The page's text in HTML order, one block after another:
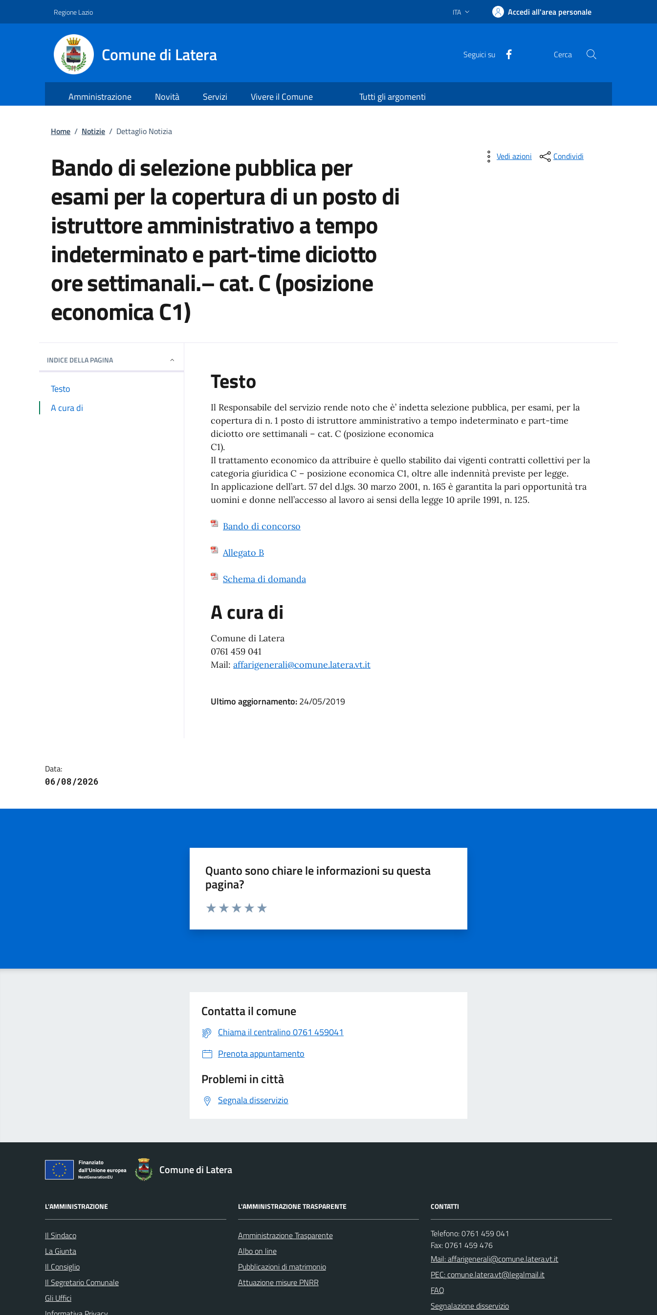
Regione Lazio Lingua attiva:
ITA Accedi all'area personale
Comune di Latera Seguici su Cerca
Amministrazione Novità Servizi Vivere il Comune
Tutti gli argomenti
Home / Notizie / Dettaglio Notizia
Bando di selezione pubblica per
esami per la copertura di un posto di
istruttore amministrativo a tempo
indeterminato e part-time diciotto
ore settimanali.– cat. C (posizione
economica C1)
Dettagli della notizia
Vedi azioni Condividi
INDICE DELLA PAGINA
Testo
A cura di
Testo
Il Responsabile del servizio rende noto che è’ indetta selezione pubblica, per esami, per la
copertura di n. 1 posto di istruttore amministrativo a tempo indeterminato e part-time
diciotto ore settimanali – cat. C (posizione economica
C1).
Il trattamento economico da attribuire è quello stabilito dai vigenti contratti collettivi per la
categoria giuridica C – posizione economica C1, oltre alle indennità previste per legge.
In applicazione dell’art. 57 del d.lgs. 30 marzo 2001, n. 165 è garantita la pari opportunità tra
uomini e donne nell’accesso al lavoro ai sensi della legge 10 aprile 1991, n. 125.
Bando di concorso
Allegato B
Schema di domanda
A cura di
Comune di Latera
0761 459 041
Mail: affarigenerali@comune.latera.vt.it
Ultimo aggiornamento:24/05/2019
Data:
06/08/2026
Quanto sono chiare le informazioni su questa
pagina?
Valuta da 1 a 5 stelle la paginaValuta 4 stelle su 5
Valuta 3 stelle su 5
Valuta 2 stelle su 5
Valuta 1 stelle su 5
Contatta il comune
Chiama il centralino 0761 459041
Prenota appuntamento
Problemi in città
Segnala disservizio
Comune di Latera
L'AMMINISTRAZIONE
Il Sindaco
La Giunta
Il Consiglio
Il Segretario Comunale
Gli Uffici
L'AMMINISTRAZIONE TRASPARENTE
Amministrazione Trasparente
Albo on line
Pubblicazioni di matrimonio
Attuazione misure PNRR
CONTATTI
Telefono: 0761 459 041
Fax: 0761 459 476
Mail: affarigenerali@comune.latera.vt.it
PEC: comune.latera.vt@legalmail.it
FAQ
Segnalazione disservizio